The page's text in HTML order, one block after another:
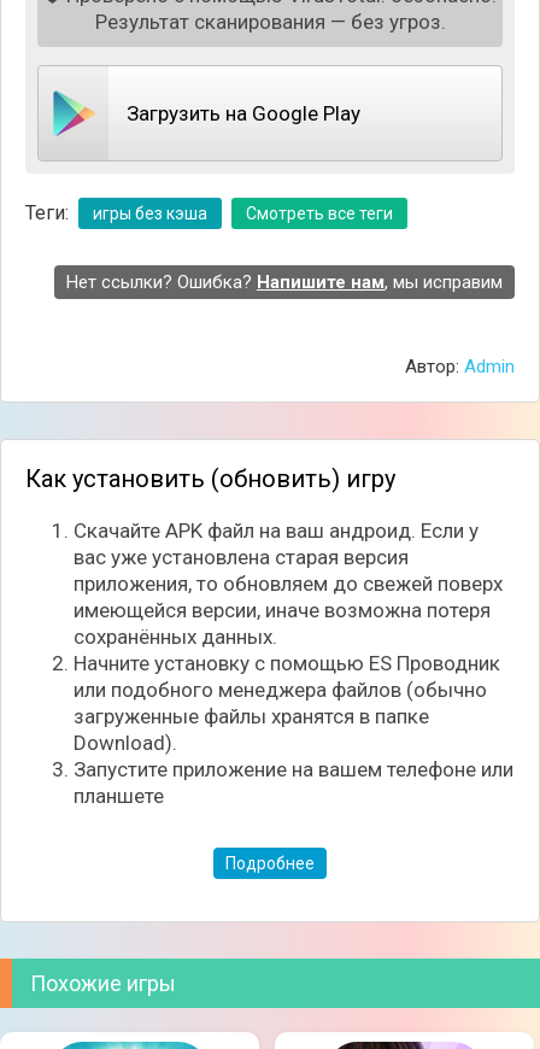
комфортной обстановкой. Возможность играть в
любое время, даже без подключения к сети.
Результат сканирования — без угроз.
Загрузить на Google Play
Теги: игры без кэша Смотреть все теги
Нет ссылки? Ошибка? Напишите нам, мы исправим
Автор: Admin
Как установить (обновить) игру
Скачайте APK файл на ваш андроид. Если у
вас уже установлена старая версия
приложения, то обновляем до свежей поверх
имеющейся версии, иначе возможна потеря
сохранённых данных.
Начните установку с помощью ES Проводник
или подобного менеджера файлов (обычно
загруженные файлы хранятся в папке
Download).
Запустите приложение на вашем телефоне или
планшете
Подробнее
Похожие игры